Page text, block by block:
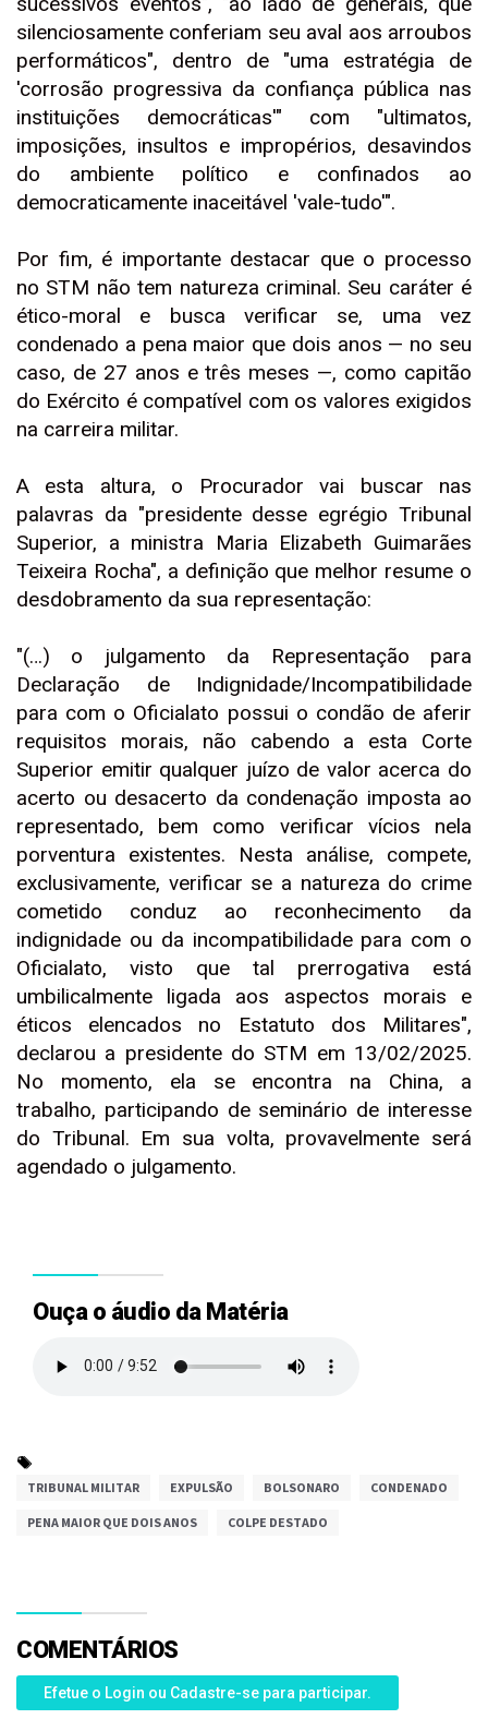
silenciosamente conferiam seu aval aos arroubos
performáticos", dentro de "uma estratégia de
'corrosão progressiva da confiança pública nas
instituições democráticas'" com "ultimatos,
imposições, insultos e impropérios, desavindos
do ambiente político e confinados ao
democraticamente inaceitável 'vale-tudo'".
Por fim, é importante destacar que o processo
no STM não tem natureza criminal. Seu caráter é
ético-moral e busca verificar se, uma vez
condenado a pena maior que dois anos — no seu
caso, de 27 anos e três meses —, como capitão
do Exército é compatível com os valores exigidos
na carreira militar.
A esta altura, o Procurador vai buscar nas
palavras da "presidente desse egrégio Tribunal
Superior, a ministra Maria Elizabeth Guimarães
Teixeira Rocha", a definição que melhor resume o
desdobramento da sua representação:
"(…) o julgamento da Representação para
Declaração de Indignidade/Incompatibilidade
para com o Oficialato possui o condão de aferir
requisitos morais, não cabendo a esta Corte
Superior emitir qualquer juízo de valor acerca do
acerto ou desacerto da condenação imposta ao
representado, bem como verificar vícios nela
porventura existentes. Nesta análise, compete,
exclusivamente, verificar se a natureza do crime
cometido conduz ao reconhecimento da
indignidade ou da incompatibilidade para com o
Oficialato, visto que tal prerrogativa está
umbilicalmente ligada aos aspectos morais e
éticos elencados no Estatuto dos Militares",
declarou a presidente do STM em 13/02/2025.
No momento, ela se encontra na China, a
trabalho, participando de seminário de interesse
do Tribunal. Em sua volta, provavelmente será
agendado o julgamento.
Ouça o áudio da Matéria
TRIBUNAL MILITAR EXPULSÃO BOLSONARO CONDENADO
PENA MAIOR QUE DOIS ANOS COLPE DESTADO
COMENTÁRIOS
Efetue o Login ou Cadastre-se para participar.